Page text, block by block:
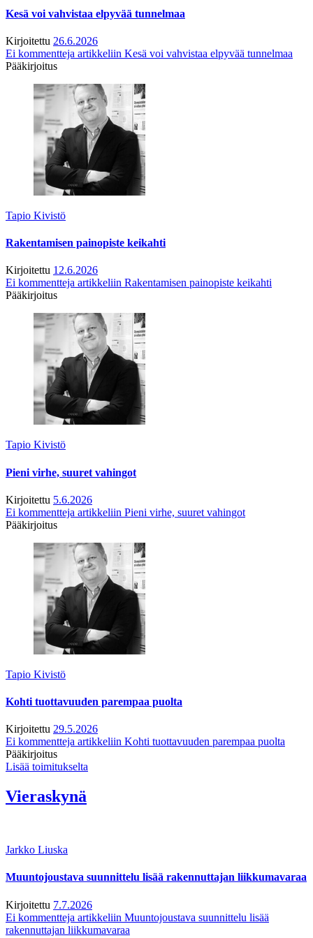
Kesä voi vahvistaa elpyvää tunnelmaa
Kirjoitettu 26.6.2026
Ei kommentteja artikkeliin Kesä voi vahvistaa elpyvää tunnelmaa
Pääkirjoitus
Tapio Kivistö
Rakentamisen painopiste keikahti
Kirjoitettu 12.6.2026
Ei kommentteja artikkeliin Rakentamisen painopiste keikahti
Pääkirjoitus
Tapio Kivistö
Pieni virhe, suuret vahingot
Kirjoitettu 5.6.2026
Ei kommentteja artikkeliin Pieni virhe, suuret vahingot
Pääkirjoitus
Tapio Kivistö
Kohti tuottavuuden parempaa puolta
Kirjoitettu 29.5.2026
Ei kommentteja artikkeliin Kohti tuottavuuden parempaa puolta
Pääkirjoitus
Lisää toimitukselta
Vieraskynä
Jarkko Liuska
Muuntojoustava suunnittelu lisää rakennuttajan liikkumavaraa
Kirjoitettu 7.7.2026
Ei kommentteja artikkeliin Muuntojoustava suunnittelu lisää
rakennuttajan liikkumavaraa